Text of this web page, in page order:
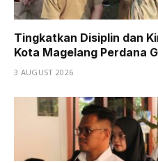
Tingkatkan Disiplin dan
Kota Magelang Perdana
3 AUGUST 2026